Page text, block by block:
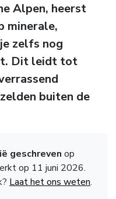
Alpen, heerst
minerale,
zelfs nog
Dit leidt tot
buiten de
geschreven op
op 11 juni 2026.
Laat het ons weten.